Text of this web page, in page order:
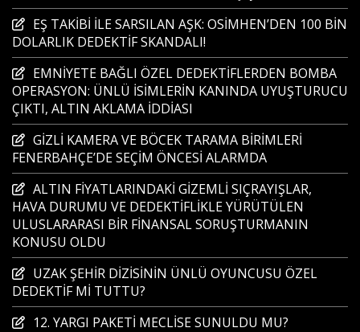
EŞ TAKİBİ İLE SARSILAN AŞK: OSİMHEN’DEN 100 BİN
DOLARLIK DEDEKTİF SKANDALI!
EMNİYETE BAĞLI ÖZEL DEDEKTİFLERDEN BOMBA
OPERASYON: ÜNLÜ İSİMLERİN KANINDA UYUŞTURUCU
ÇIKTI, ALTIN AKLAMA İDDİASI
GİZLİ KAMERA VE BÖCEK TARAMA BİRİMLERİ
FENERBAHÇE’DE SEÇİM ÖNCESİ ALARMDA
ALTIN FİYATLARINDAKİ GİZEMLİ SIÇRAYIŞLAR,
HAVA DURUMU VE DEDEKTİFLİKLE YÜRÜTÜLEN
ULUSLARARASI BİR FİNANSAL SORUŞTURMANIN
KONUSU OLDU
UZAK ŞEHİR DİZİSİNİN ÜNLÜ OYUNCUSU ÖZEL
DEDEKTİF Mİ TUTTU?
12. YARGI PAKETİ MECLİSE SUNULDU MU?